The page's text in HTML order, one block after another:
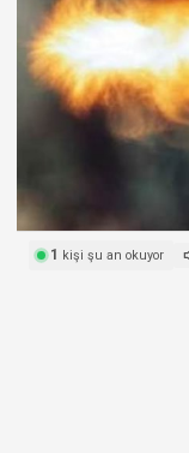
1 kişi şu an okuyor